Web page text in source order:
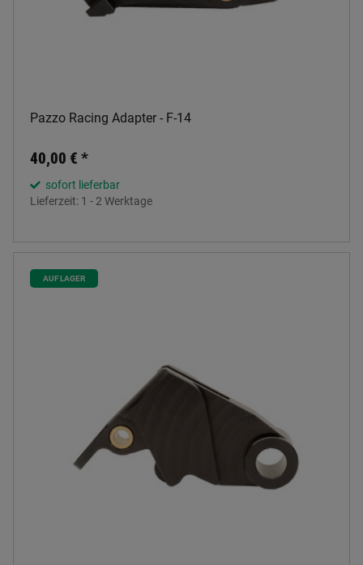
Pazzo Racing Adapter - F-14
40,00 € *
sofort lieferbar
Lieferzeit: 1 - 2 Werktage
AUF LAGER